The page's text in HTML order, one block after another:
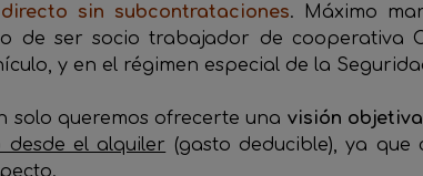
sin subcontrataciones. Máximo
de ser socio trabajador de cooperativa
y en el régimen especial de la
queremos ofrecerte una visión objetiva
desde el alquiler (gasto deducible), ya